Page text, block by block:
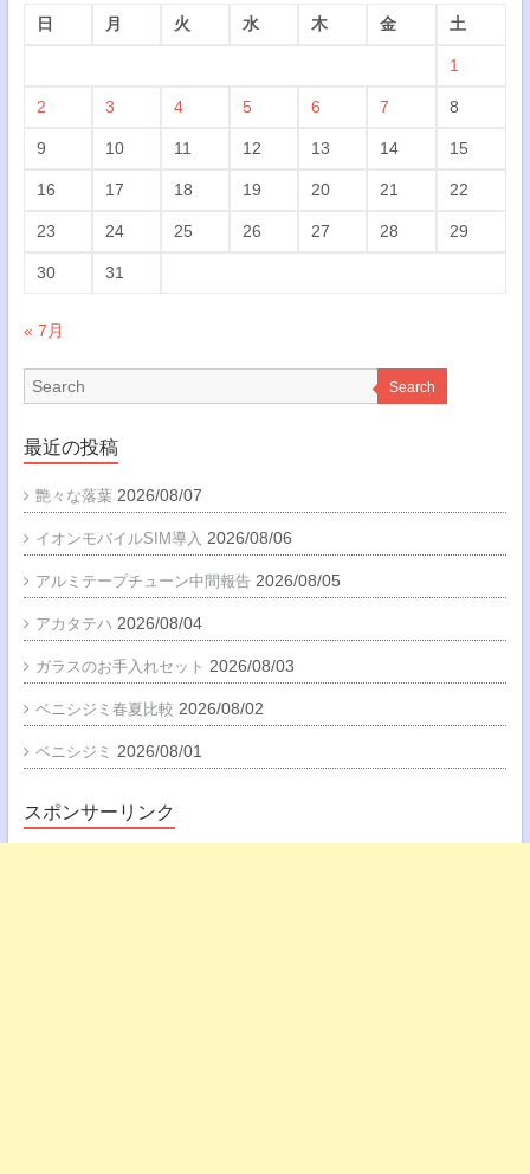
日
月 火 水 木 金 土
1
2 3 4 5 6 7 8
9 10 11 12 13 14 15
16 17 18 19 20 21 22
23 24 25 26 27 28 29
30 31
« 7月
Search
最近の投稿
艶々な落葉 2026/08/07
イオンモバイルSIM導入 2026/08/06
アルミテープチューン中間報告 2026/08/05
アカタテハ 2026/08/04
ガラスのお手入れセット 2026/08/03
ベニシジミ春夏比較 2026/08/02
ベニシジミ 2026/08/01
スポンサーリンク